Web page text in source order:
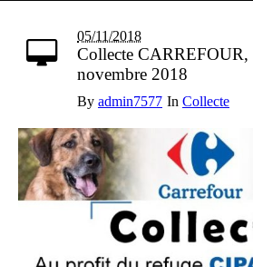
05/11/2018
Collecte
novembre 2018
By admin7577 In Collecte